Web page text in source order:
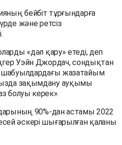
бейбіт тұрғындарға
және ретсіз
«дәл қару» етеді, деп
Уэйн Джордач, сондықтан
жазатайым
зақымдану ауқымы
болуы керек».
90%-дан астамы 2022
әскері шығарылған қаланы